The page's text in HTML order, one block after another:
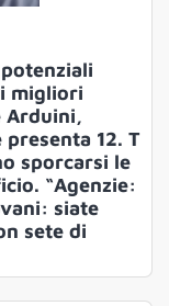
migliori
Arduini,
12. T
sporcarsi le
“Agenzie:
siate
sete di